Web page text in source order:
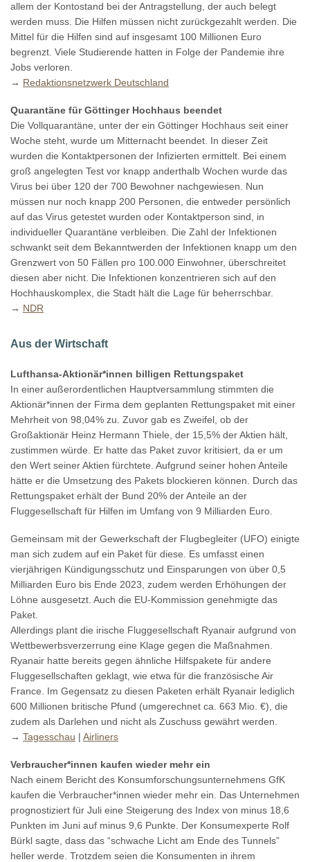
allem der Kontostand bei der Antragstellung, der auch belegt
werden muss. Die Hilfen müssen nicht zurückgezahlt werden. Die
Mittel für die Hilfen sind auf insgesamt 100 Millionen Euro
begrenzt. Viele Studierende hatten in Folge der Pandemie ihre
Jobs verloren.
→ Redaktionsnetzwerk Deutschland
Quarantäne für Göttinger Hochhaus beendet
Die Vollquarantäne, unter der ein Göttinger Hochhaus seit einer
Woche steht, wurde um Mitternacht beendet. In dieser Zeit
wurden die Kontaktpersonen der Infizierten ermittelt. Bei einem
groß angelegten Test vor knapp anderthalb Wochen wurde das
Virus bei über 120 der 700 Bewohner nachgewiesen. Nun
müssen nur noch knapp 200 Personen, die entweder persönlich
auf das Virus getestet wurden oder Kontaktperson sind, in
individueller Quarantäne verbleiben. Die Zahl der Infektionen
schwankt seit dem Bekanntwerden der Infektionen knapp um den
Grenzwert von 50 Fällen pro 100.000 Einwohner, überschreitet
diesen aber nicht. Die Infektionen konzentrieren sich auf den
Hochhauskomplex, die Stadt hält die Lage für beherrschbar.
→ NDR
Aus der Wirtschaft
Lufthansa-Aktionär*innen billigen Rettungspaket
In einer außerordentlichen Hauptversammlung stimmten die
Aktionär*innen der Firma dem geplanten Rettungspaket mit einer
Mehrheit von 98,04% zu. Zuvor gab es Zweifel, ob der
Großaktionär Heinz Hermann Thiele, der 15,5% der Aktien hält,
zustimmen würde. Er hatte das Paket zuvor kritisiert, da er um
den Wert seiner Aktien fürchtete. Aufgrund seiner hohen Anteile
hätte er die Umsetzung des Pakets blockieren können. Durch das
Rettungspaket erhält der Bund 20% der Anteile an der
Fluggesellschaft für Hilfen im Umfang von 9 Milliarden Euro.
Gemeinsam mit der Gewerkschaft der Flugbegleiter (UFO) einigte
man sich zudem auf ein Paket für diese. Es umfasst einen
vierjährigen Kündigungsschutz und Einsparungen von über 0,5
Milliarden Euro bis Ende 2023, zudem werden Erhöhungen der
Löhne ausgesetzt. Auch die EU-Kommission genehmigte das
Paket.
Allerdings plant die irische Fluggesellschaft Ryanair aufgrund von
Wettbewerbsverzerrung eine Klage gegen die Maßnahmen.
Ryanair hatte bereits gegen ähnliche Hilfspakete für andere
Fluggesellschaften geklagt, wie etwa für die französische Air
France. Im Gegensatz zu diesen Paketen erhält Ryanair lediglich
600 Millionen britische Pfund (umgerechnet ca. 663 Mio. €), die
zudem als Darlehen und nicht als Zuschuss gewährt werden.
→ Tagesschau | Airliners
Verbraucher*innen kaufen wieder mehr ein
Nach einem Bericht des Konsumforschungsunternehmens GfK
kaufen die Verbraucher*innen wieder mehr ein. Das Unternehmen
prognostiziert für Juli eine Steigerung des Index von minus 18,6
Punkten im Juni auf minus 9,6 Punkte. Der Konsumexperte Rolf
Bürkl sagte, dass das “schwache Licht am Ende des Tunnels”
heller werde. Trotzdem seien die Konsumenten in ihrem